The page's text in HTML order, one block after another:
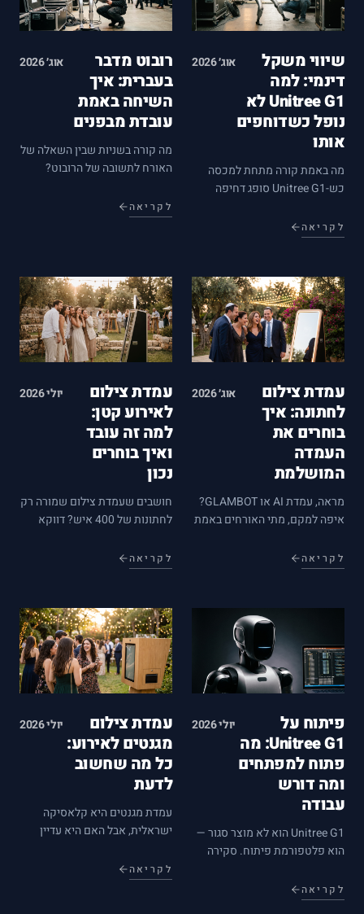
שיווי משקל
דינמי: למה
Unitree G1 לא
נופל כשדוחפים
אותו
אוג׳ 2026
מה באמת קורה מתחת למכסה
כש-Unitree G1 סופג דחיפה
שיווי המשקל: חיישנים, למידת
חיזוק, אסטרטגיות התאוששות —
פיילוט או צילומים.
לקריאה
רובוט מדבר
בעברית: איך
השיחה באמת
עובדת מבפנים
אוג׳ 2026
מה קורה בשניות שבין השאלה של
האורח לתשובה של הרובוט?
השפה שמאחורי התשובות והקול
שיוצא בסוף — כולל האילוצים
לקריאה
עמדת צילום
לחתונה: איך
בוחרים את
העמדה
המושלמת
אוג׳ 2026
מראה, עמדת AI או GLAMBOT?
איפה למקם, מתי האורחים באמת
ספק — כל מה שלמדנו ממאות
חתונות במקום אחד.
לקריאה
עמדת צילום
לאירוע קטן:
למה זה עובד
ואיך בוחרים
נכון
יולי 2026
חושבים שעמדת צילום שמורה רק
לחתונות של 400 איש? דווקא
עובדת הכי חזק. כל מה שצריך
לדעת על בחירת עמדה לאירוע של
לקריאה
פיתוח על
Unitree G1: מה
פתוח למפתחים
ומה דורש
עבודה
יולי 2026
Unitree G1 הוא לא מוצר סגור —
הוא פלטפורמת פיתוח. סקירה
בסימולציה, מה קיבלנו מהיצרן
ומה נאלצנו לבנות בעצמנו.
לקריאה
עמדת צילום
מגנטים לאירוע:
כל מה שחשוב
לדעת
יולי 2026
עמדת מגנטים היא קלאסיקה
ישראלית, אבל האם היא עדיין
השוואה כנה בין מגנטים לעמדות
צילום מודרניות, עם טיפים
לקריאה